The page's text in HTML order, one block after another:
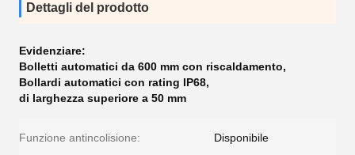
Dettagli del prodotto
Evidenziare:
Bolletti automatici da 600 mm con riscaldamento,
Bollardi automatici con rating IP68,
di larghezza superiore a 50 mm
Funzione antincolisione: Disponibile